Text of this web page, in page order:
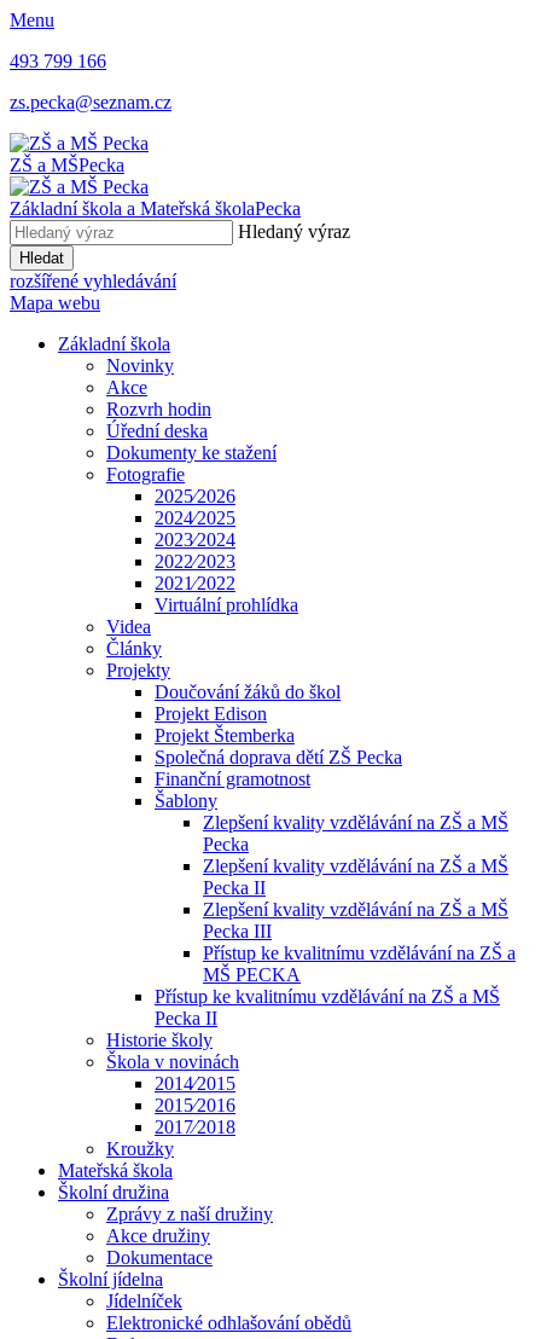
Menu
493 799 166
zs.pecka@seznam.cz
ZŠ a MŠPecka
Základní škola a Mateřská školaPecka
Hledaný výraz
Hledat
rozšířené vyhledávání
Mapa webu
Základní škola
Novinky
Akce
Rozvrh hodin
Úřední deska
Dokumenty ke stažení
Fotografie
2025⁄2026
2024⁄2025
2023⁄2024
2022⁄2023
2021⁄2022
Virtuální prohlídka
Videa
Články
Projekty
Doučování žáků do škol
Projekt Edison
Projekt Štemberka
Společná doprava dětí ZŠ Pecka
Finanční gramotnost
Šablony
Zlepšení kvality vzdělávání na ZŠ a MŠ
Pecka
Zlepšení kvality vzdělávání na ZŠ a MŠ
Pecka II
Zlepšení kvality vzdělávání na ZŠ a MŠ
Pecka III
Přístup ke kvalitnímu vzdělávání na ZŠ a
MŠ PECKA
Přístup ke kvalitnímu vzdělávání na ZŠ a MŠ
Pecka II
Historie školy
Škola v novinách
2014⁄2015
2015⁄2016
2017⁄2018
Kroužky
Mateřská škola
Školní družina
Zprávy z naší družiny
Akce družiny
Dokumentace
Školní jídelna
Jídelníček
Elektronické odhlašování obědů